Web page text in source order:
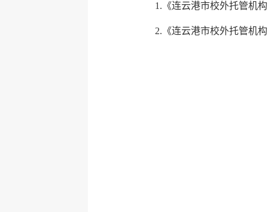
1. 《连云港市校外托管机
2. 《连云港市校外托管机